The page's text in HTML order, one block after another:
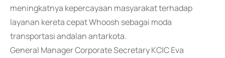
meningkatnya kepercayaan masyarakat terhadap
layanan kereta cepat Whoosh sebagai moda
transportasi andalan antarkota.
General Manager Corporate Secretary KCIC Eva